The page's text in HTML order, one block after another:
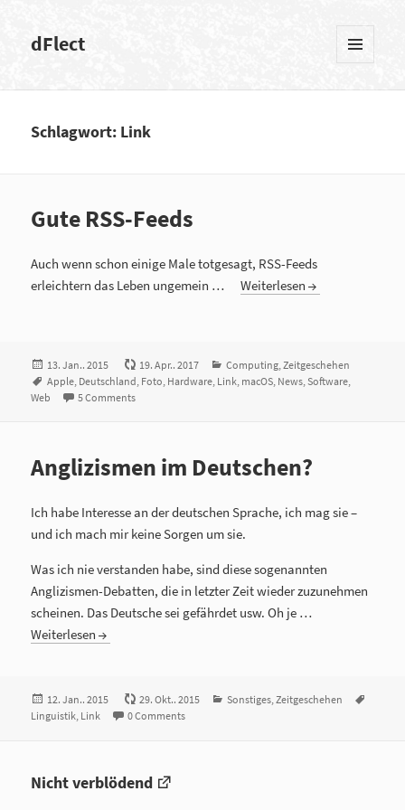
dFlect
Schlagwort: Link
Gute RSS-Feeds
Auch wenn schon einige Male totgesagt, RSS-Feeds
erleichtern das Leben ungemein …Weiterlesen
Veröffentlicht
am
13. Jan.. 2015 19. Apr.. 2017 Kategorien
Computing Zeitgeschehen
Tags
Apple Deutschland Foto Hardware Link macOS News ,Software
Web
5 Comments
Anglizismen im Deutschen?
Ich habe Interesse an der deutschen Sprache, ich mag sie –
und ich mach mir keine Sorgen um sie.
Was ich nie verstanden habe, sind diese sogenannten
Anglizismen-Debatten, die in letzter Zeit wieder zuzunehmen
scheinen. Das Deutsche sei gefährdet usw. Oh je …
Weiterlesen
Veröffentlicht
am
12. Jan.. 2015 29. Okt.. 2015 Kategorien
Sonstiges,Zeitgeschehen
Linguistik, Link 0 Comments
Nicht verblödend